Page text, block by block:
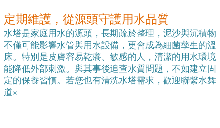
定期維護，從源頭守護用水品質
水塔是家庭用水的源頭，長期疏於整理，泥沙與沉積物
不僅可能影響水管與用水設備，更會成為細菌孳生的溫
床。特別是皮膚容易乾癢、敏感的人，清潔的用水環境
能降低外部刺激。與其事後追查水質問題，不如建立固
定的保養習慣。 若您也有清洗水塔需求，歡迎聯繫水舞
道®